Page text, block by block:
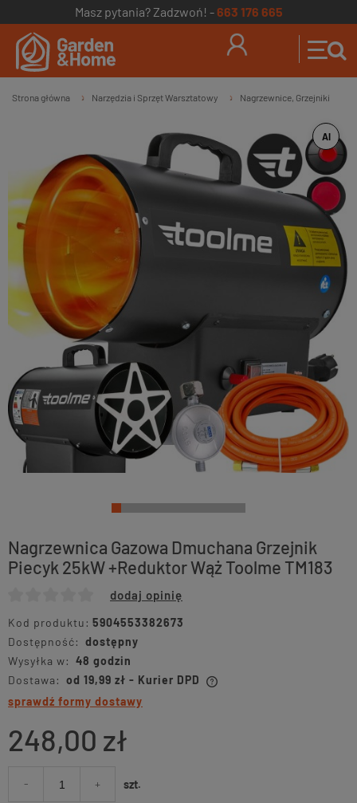
Masz pytania? Zadzwoń! -663 176 665
Strona główna » Narzędzia i Sprzęt Warsztatowy » Nagrzewnice, Grzejniki
AI
Nagrzewnica Gazowa Dmuchana Grzejnik
Piecyk 25kW +Reduktor Wąż Toolme TM183
dodaj opinię
Kod produktu: 5904553382673
Dostępność: dostępny
Wysyłka w: 48 godzin
Dostawa: od 19,99 zł - Kurier DPD
sprawdź formy dostawy
248,00 zł
- + szt.